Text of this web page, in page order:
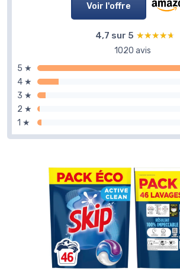
Voir l'offre
4,7 sur 5 ★★★★★
★★★★★
1020 avis
5 ★
4 ★
3 ★
2 ★
1 ★